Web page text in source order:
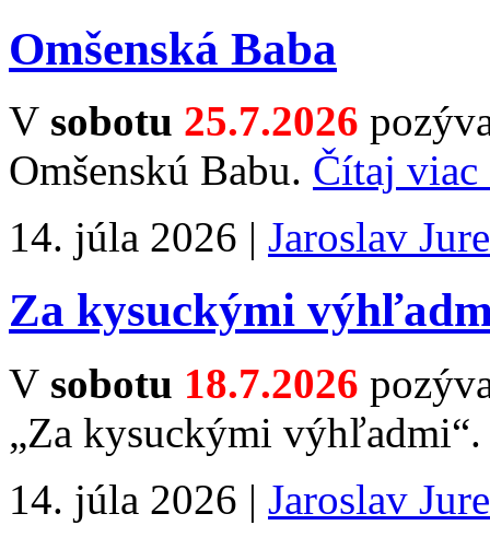
Omšenská Baba
V sobotu 25.7.2026
Omšenskú Babu. Čítaj viac
14. júla 2026 | Jaroslav
Za kysuckými
V sobotu 18.7.2026
„Za kysuckými
14. júla 2026 | Jaroslav